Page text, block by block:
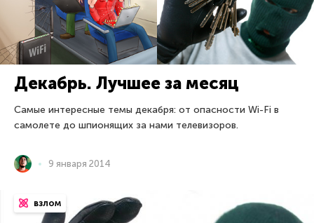
Декабрь. Лучшее за месяц
Самые интересные темы декабря: от опасности Wi-Fi в
самолете до шпионящих за нами телевизоров.
9 января 2014
взлом